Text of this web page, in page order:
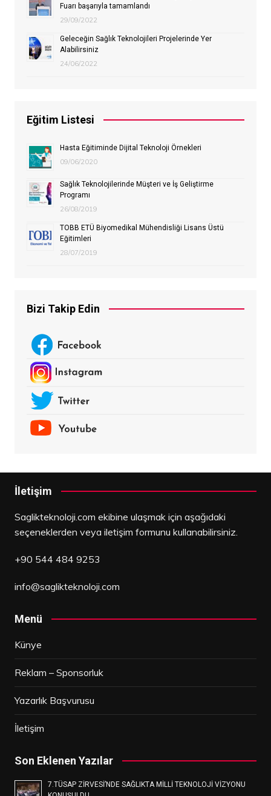
Fuarı başarıyla tamamlandı
29/09/2022
Geleceğin Sağlık Teknolojileri Projelerinde Yer
Alabilirsiniz
24/06/2022
Eğitim Listesi
Hasta Eğitiminde Dijital Teknoloji Örnekleri
09/06/2020
Sağlık Teknolojilerinde Müşteri ve İş Geliştirme
Programı
26/08/2019
TOBB ETÜ Biyomedikal Mühendisliği Lisans Üstü
Eğitimleri
28/07/2019
Bizi Takip Edin
İletişim
Saglikteknoloji.com ekibine ulaşmak için aşağıdaki
seçeneklerden veya iletişim formunu kullanabilirsiniz.
+90 544 484 9253
info@saglikteknoloji.com
Menü
Künye
Reklam – Sponsorluk
Yazarlık Başvurusu
İletişim
Son Eklenen Yazılar
7.TÜSAP ZİRVESİ’NDE SAĞLIKTA MİLLİ TEKNOLOJİ VİZYONU